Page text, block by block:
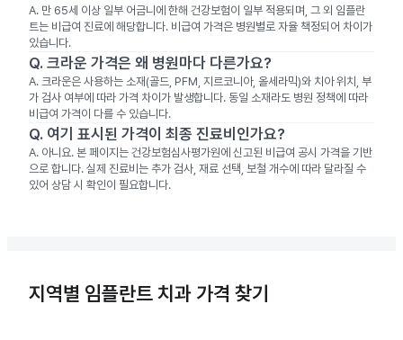
A. 만 65세 이상 일부 어금니에 한해 건강보험이 일부 적용되며, 그 외 임플란
트는 비급여 진료에 해당합니다. 비급여 가격은 병원별로 자율 책정되어 차이가
있습니다.
Q. 크라운 가격은 왜 병원마다 다른가요?
A. 크라운은 사용하는 소재(골드, PFM, 지르코니아, 올세라믹)와 치아 위치, 부
가 검사 여부에 따라 가격 차이가 발생합니다. 동일 소재라도 병원 정책에 따라
비급여 가격이 다를 수 있습니다.
Q. 여기 표시된 가격이 최종 진료비인가요?
A. 아니요. 본 페이지는 건강보험심사평가원에 신고된 비급여 공시 가격을 기반
으로 합니다. 실제 진료비는 추가 검사, 재료 선택, 보철 개수에 따라 달라질 수
있어 상담 시 확인이 필요합니다.
지역별 임플란트 치과 가격 찾기